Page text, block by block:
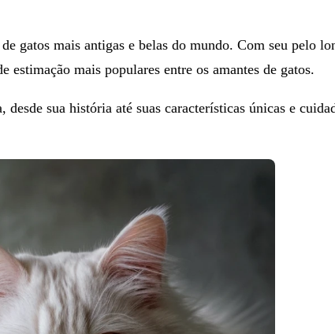
gatos mais antigas e belas do mundo. Com seu pelo
mais populares entre os amantes de gatos.
sua história até suas características únicas e